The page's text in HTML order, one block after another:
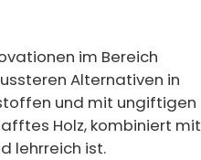
im Bereich
Alternativen in
und mit ungiftigen
Holz, kombiniert mit
lehrreich ist.